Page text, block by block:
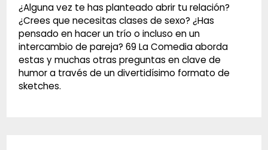
¿Alguna vez te has planteado abrir tu relación?
¿Crees que necesitas clases de sexo? ¿Has
pensado en hacer un trío o incluso en un
intercambio de pareja? 69 La Comedia aborda
estas y muchas otras preguntas en clave de
humor a través de un divertidísimo formato de
sketches.